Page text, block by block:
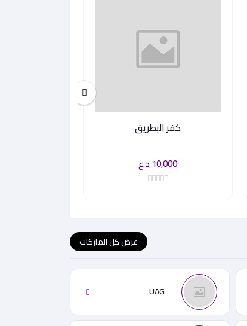
كفر البطريق
10,000 د.ع
عرض كل الماركات
UAG